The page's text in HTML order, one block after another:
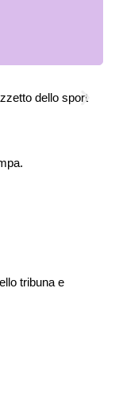
tribuna e